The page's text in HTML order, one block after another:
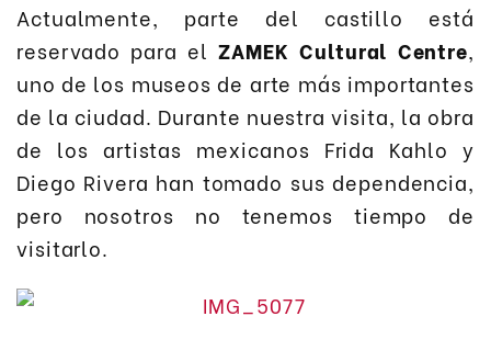
Actualmente, parte del castillo está
reservado para elZAMEK Cultural Centre,
uno de los museos de arte más importantes
de la ciudad. Durante nuestra visita, la obra
de los artistas mexicanos Frida Kahlo y
Diego Rivera han tomado sus dependencia,
pero nosotros no tenemos tiempo de
visitarlo.